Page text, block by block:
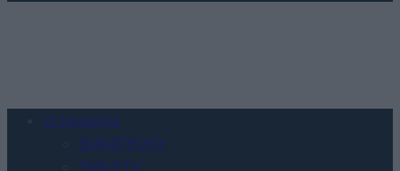
Urządzenia
SMARTFONY
TABLETY